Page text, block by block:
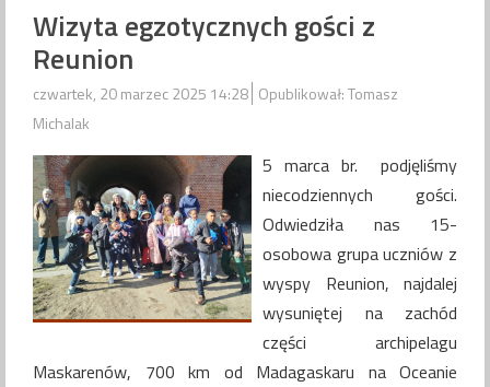
Wizyta egzotycznych gości z
Reunion
czwartek, 20 marzec 2025 14:28 Opublikował: Tomasz
Michalak
5 marca br. podjęliśmy
niecodziennych gości.
Odwiedziła nas 15-
osobowa grupa uczniów z
wyspy Reunion, najdalej
wysuniętej na zachód
części archipelagu
Maskarenów, 700 km od Madagaskaru na Oceanie